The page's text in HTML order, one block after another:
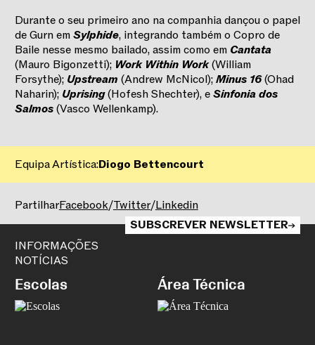
Equipa Artística:Diogo Bettencourt
Durante o seu primeiro ano na companhia dançou o papel
de Gurn emSylphide, integrando também o Copro de
Baile nesse mesmo bailado, assim como em Cantata
(Mauro Bigonzetti); Work Within Work(William
Forsythe); Upstream (Andrew McNicol);Minus 16(Ohad
Naharin); Uprising(Hofesh Shechter), eSinfonia dos
Salmos(Vasco Wellenkamp).
PartilharFacebook/Twitter/Linkedin
INFORMAÇÕES
NOTÍCIAS
SUBSCREVER NEWSLETTER
Escolas Área Técnica